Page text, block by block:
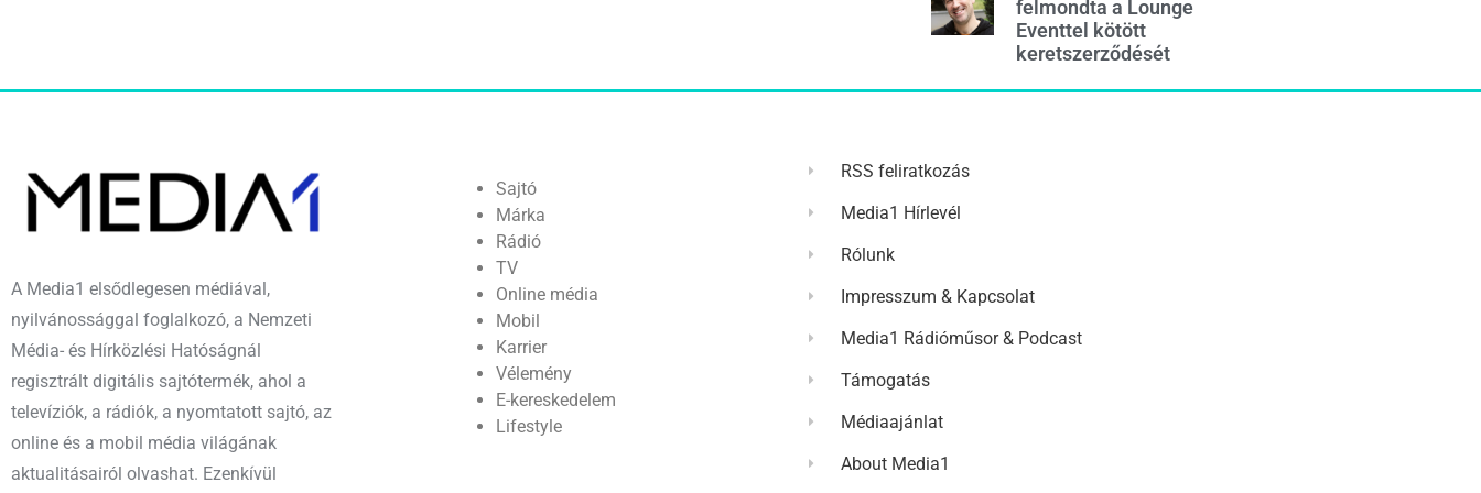
felmondta a Lounge
Eventtel kötött
keretszerződését
A Media1 elsődlegesen médiával,
nyilvánossággal foglalkozó, a Nemzeti
Média- és Hírközlési Hatóságnál
regisztrált digitális sajtótermék, ahol a
televíziók, a rádiók, a nyomtatott sajtó, az
online és a mobil média világának
aktualitásairól olvashat. Ezenkívül
Sajtó
Márka
Rádió
TV
Online média
Mobil
Karrier
Vélemény
E-kereskedelem
Lifestyle
RSS feliratkozás
Media1 Hírlevél
Rólunk
Impresszum & Kapcsolat
Media1 Rádióműsor & Podcast
Támogatás
Médiaajánlat
About Media1